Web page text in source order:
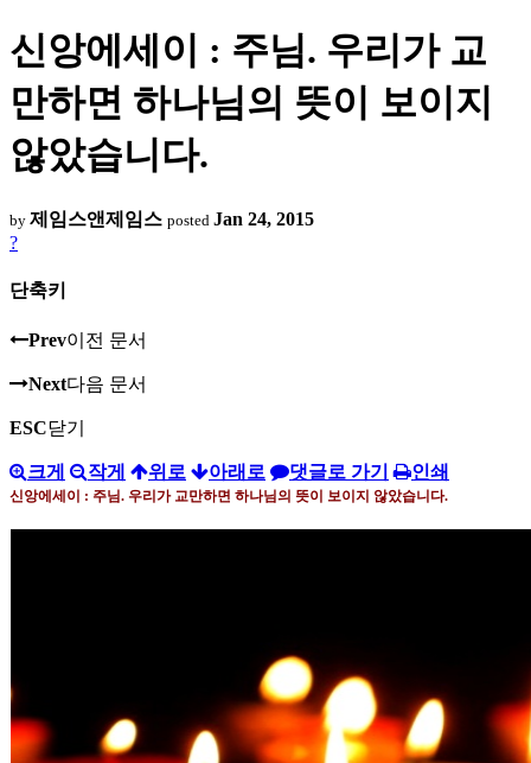
신앙에세이 : 주님. 우리가 교
만하면 하나님의 뜻이 보이지
않았습니다.
by 제임스앤제임스 posted Jan 24, 2015
?
단축키
Prev이전 문서
Next다음 문서
ESC닫기
크게 작게 위로 아래로 댓글로 가기 인쇄
신앙에세이 : 주님. 우리가 교만하면 하나님의 뜻이 보이지 않았습니다.